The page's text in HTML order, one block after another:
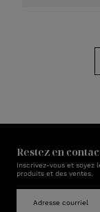
Restez en
Inscrivez-vous et soyez
produits et des ventes.